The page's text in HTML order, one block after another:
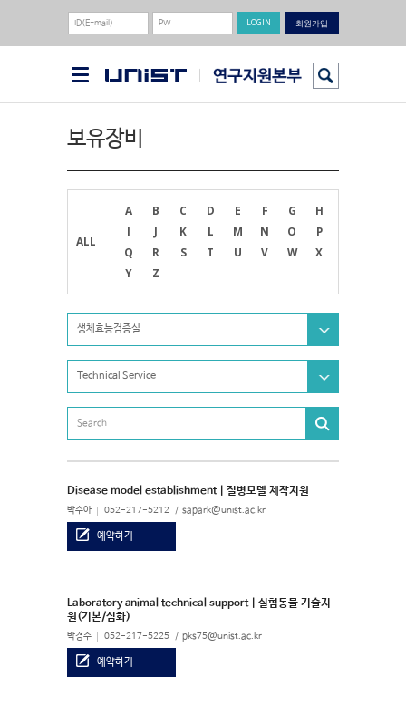
회원가입
보유장비
ALL
A B C D E F G
H
I
J K L M N O
P
Q
R S T U V W
X
Y
Z
생체효능검증실
Technical Service
Disease model establishment | 질병모델 제작지원
박수아 052-217-5212 sapark@unist.ac.kr
예약하기
Laboratory animal technical support | 실험동물 기술지
원(기본/심화)
박경수 052-217-5225 pks75@unist.ac.kr
예약하기